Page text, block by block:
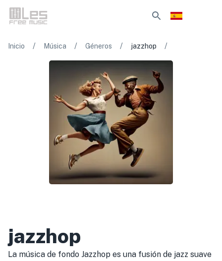
Inicio / Música / Géneros / jazzhop /
jazzhop
La música de fondo Jazzhop es una fusión de jazz suave